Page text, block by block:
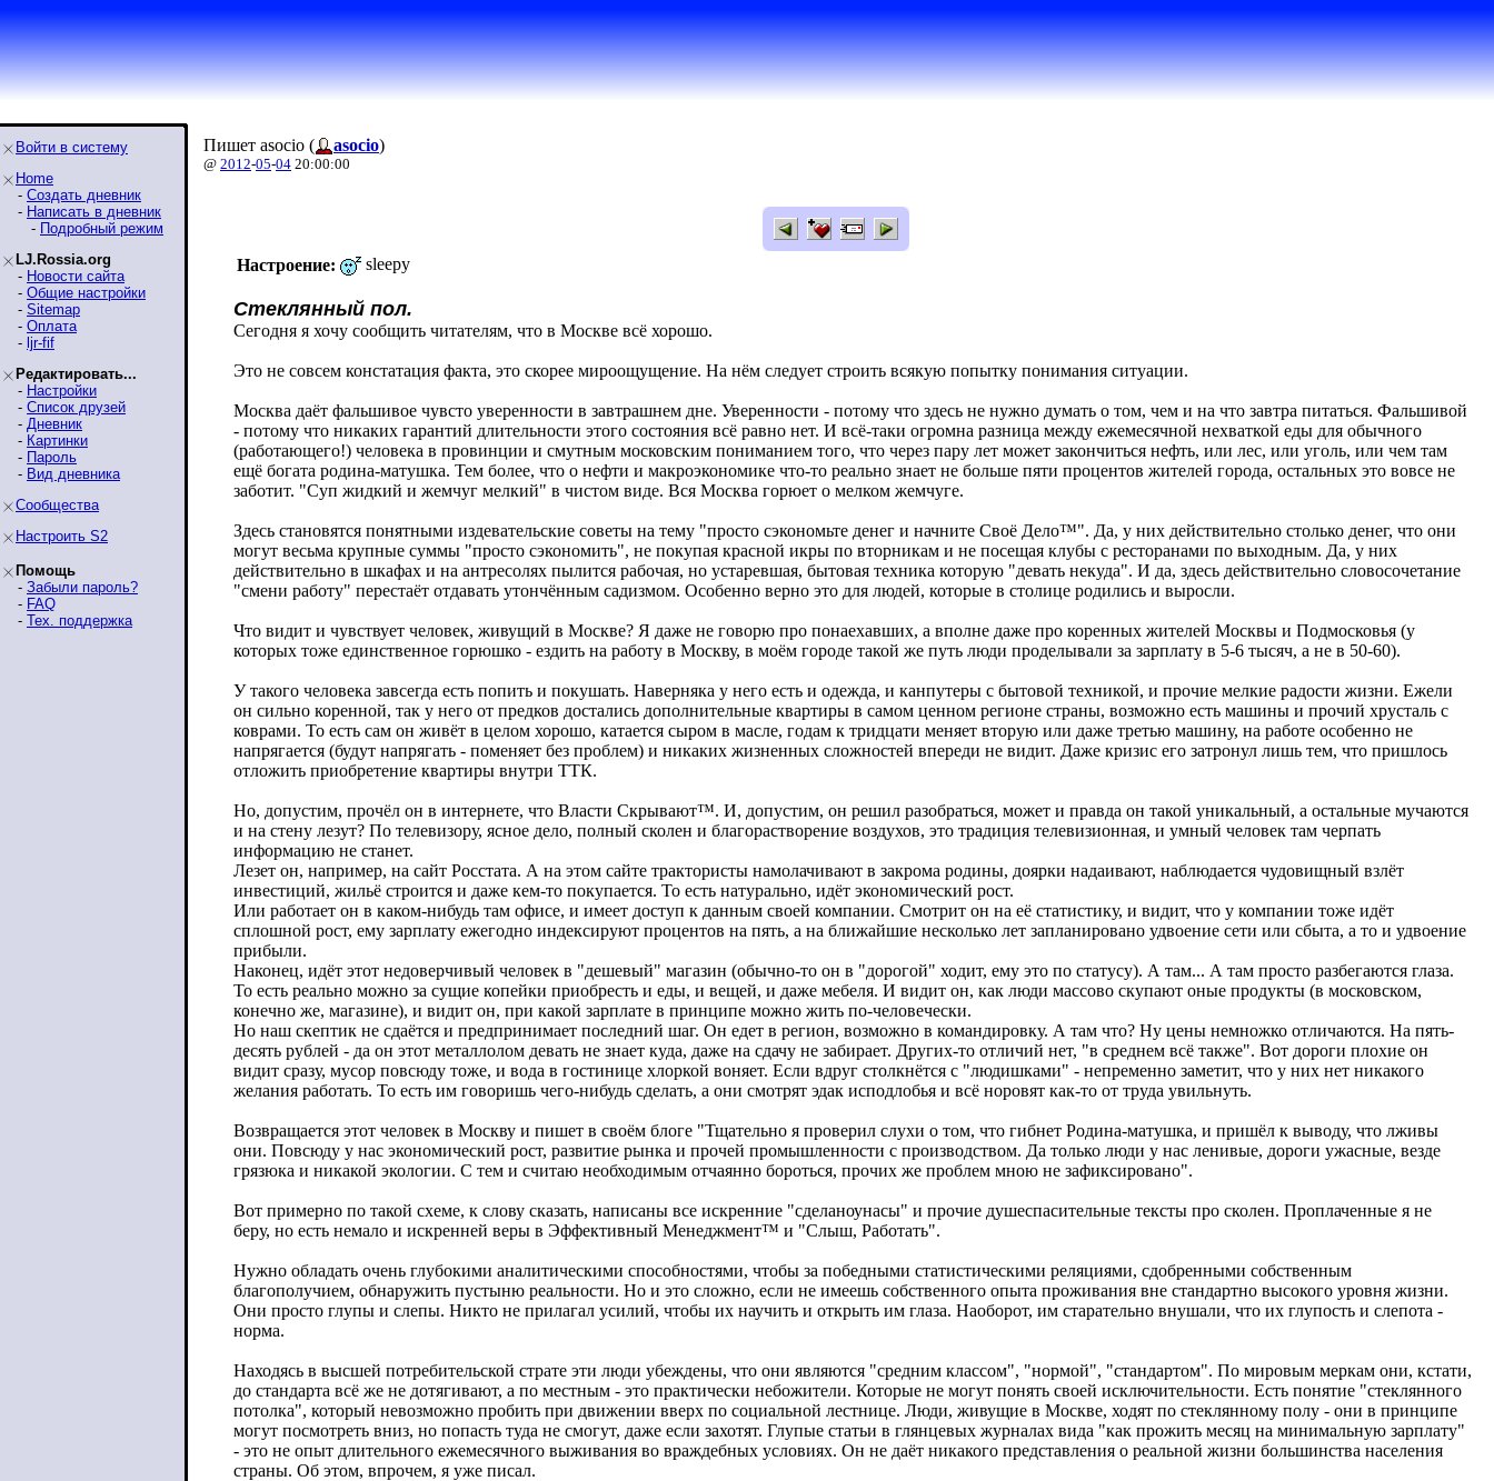
Войти в систему
Home
- Создать дневник
- Написать в дневник
- Подробный режим
LJ.Rossia.org
- Новости сайта
- Общие настройки
- Sitemap
- Оплата
- ljr-fif
Редактировать...
- Настройки
- Список друзей
- Дневник
- Картинки
- Пароль
- Вид дневника
Сообщества
Настроить S2
Помощь
- Забыли пароль?
- FAQ
- Тех. поддержка
Пишет asocio ( asocio)
@ 2012-05-04 20:00:00
Настроение: sleepy
Стеклянный пол.
Сегодня я хочу сообщить читателям, что в Москве всё хорошо.
Это не совсем констатация факта, это скорее мироощущение. На нём следует строить всякую попытку понимания ситуации.
Москва даёт фальшивое чувсто уверенности в завтрашнем дне. Уверенности - потому что здесь не нужно думать о том, чем и на что завтра питаться. Фальшивой
- потому что никаких гарантий длительности этого состояния всё равно нет. И всё-таки огромна разница между ежемесячной нехваткой еды для обычного
(работающего!) человека в провинции и смутным московским пониманием того, что через пару лет может закончиться нефть, или лес, или уголь, или чем там
ещё богата родина-матушка. Тем более, что о нефти и макроэкономике что-то реально знает не больше пяти процентов жителей города, остальных это вовсе не
заботит. "Суп жидкий и жемчуг мелкий" в чистом виде. Вся Москва горюет о мелком жемчуге.
Здесь становятся понятными издевательские советы на тему "просто сэкономьте денег и начните Своё Дело™". Да, у них действительно столько денег, что они
могут весьма крупные суммы "просто сэкономить", не покупая красной икры по вторникам и не посещая клубы с ресторанами по выходным. Да, у них
действительно в шкафах и на антресолях пылится рабочая, но устаревшая, бытовая техника которую "девать некуда". И да, здесь действительно словосочетание
"смени работу" перестаёт отдавать утончённым садизмом. Особенно верно это для людей, которые в столице родились и выросли.
Что видит и чувствует человек, живущий в Москве? Я даже не говорю про понаехавших, а вполне даже про коренных жителей Москвы и Подмосковья (у
которых тоже единственное горюшко - ездить на работу в Москву, в моём городе такой же путь люди проделывали за зарплату в 5-6 тысяч, а не в 50-60).
У такого человека завсегда есть попить и покушать. Наверняка у него есть и одежда, и канпутеры с бытовой техникой, и прочие мелкие радости жизни. Ежели
он сильно коренной, так у него от предков достались дополнительные квартиры в самом ценном регионе страны, возможно есть машины и прочий хрусталь с
коврами. То есть сам он живёт в целом хорошо, катается сыром в масле, годам к тридцати меняет вторую или даже третью машину, на работе особенно не
напрягается (будут напрягать - поменяет без проблем) и никаких жизненных сложностей впереди не видит. Даже кризис его затронул лишь тем, что пришлось
отложить приобретение квартиры внутри ТТК.
Но, допустим, прочёл он в интернете, что Власти Скрывают™. И, допустим, он решил разобраться, может и правда он такой уникальный, а остальные мучаются
и на стену лезут? По телевизору, ясное дело, полный сколен и благорастворение воздухов, это традиция телевизионная, и умный человек там черпать
информацию не станет.
Лезет он, например, на сайт Росстата. А на этом сайте трактористы намолачивают в закрома родины, доярки надаивают, наблюдается чудовищный взлёт
инвестиций, жильё строится и даже кем-то покупается. То есть натурально, идёт экономический рост.
Или работает он в каком-нибудь там офисе, и имеет доступ к данным своей компании. Смотрит он на её статистику, и видит, что у компании тоже идёт
сплошной рост, ему зарплату ежегодно индексируют процентов на пять, а на ближайшие несколько лет запланировано удвоение сети или сбыта, а то и удвоение
прибыли.
Наконец, идёт этот недоверчивый человек в "дешевый" магазин (обычно-то он в "дорогой" ходит, ему это по статусу). А там... А там просто разбегаются глаза.
То есть реально можно за сущие копейки приобресть и еды, и вещей, и даже мебеля. И видит он, как люди массово скупают оные продукты (в московском,
конечно же, магазине), и видит он, при какой зарплате в принципе можно жить по-человечески.
Но наш скептик не сдаётся и предпринимает последний шаг. Он едет в регион, возможно в командировку. А там что? Ну цены немножко отличаются. На пять-
десять рублей - да он этот металлолом девать не знает куда, даже на сдачу не забирает. Других-то отличий нет, "в среднем всё также". Вот дороги плохие он
видит сразу, мусор повсюду тоже, и вода в гостинице хлоркой воняет. Если вдруг столкнётся с "людишками" - непременно заметит, что у них нет никакого
желания работать. То есть им говоришь чего-нибудь сделать, а они смотрят эдак исподлобья и всё норовят как-то от труда увильнуть.
Возвращается этот человек в Москву и пишет в своём блоге "Тщательно я проверил слухи о том, что гибнет Родина-матушка, и пришёл к выводу, что лживы
они. Повсюду у нас экономический рост, развитие рынка и прочей промышленности с производством. Да только люди у нас ленивые, дороги ужасные, везде
грязюка и никакой экологии. С тем и считаю необходимым отчаянно бороться, прочих же проблем мною не зафиксировано".
Вот примерно по такой схеме, к слову сказать, написаны все искренние "сделаноунасы" и прочие душеспасительные тексты про сколен. Проплаченные я не
беру, но есть немало и искренней веры в Эффективный Менеджмент™ и "Слыш, Работать".
Нужно обладать очень глубокими аналитическими способностями, чтобы за победными статистическими реляциями, сдобренными собственным
благополучием, обнаружить пустыню реальности. Но и это сложно, если не имеешь собственного опыта проживания вне стандартно высокого уровня жизни.
Они просто глупы и слепы. Никто не прилагал усилий, чтобы их научить и открыть им глаза. Наоборот, им старательно внушали, что их глупость и слепота -
норма.
Находясь в высшей потребительской страте эти люди убеждены, что они являются "средним классом", "нормой", "стандартом". По мировым меркам они, кстати,
до стандарта всё же не дотягивают, а по местным - это практически небожители. Которые не могут понять своей исключительности. Есть понятие "стеклянного
потолка", который невозможно пробить при движении вверх по социальной лестнице. Люди, живущие в Москве, ходят по стеклянному полу - они в принципе
могут посмотреть вниз, но попасть туда не смогут, даже если захотят. Глупые статьи в глянцевых журналах вида "как прожить месяц на минимальную зарплату"
- это не опыт длительного ежемесячного выживания во враждебных условиях. Он не даёт никакого представления о реальной жизни большинства населения
страны. Об этом, впрочем, я уже писал.